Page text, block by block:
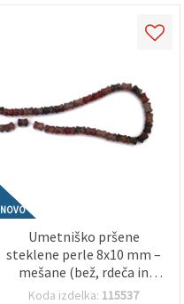
NOVO
Umetniško pršene
steklene perle 8x10 mm –
mešane (bež, rdeča in
črna), luknja 1 mm, niz
Koda izdelka: 115537